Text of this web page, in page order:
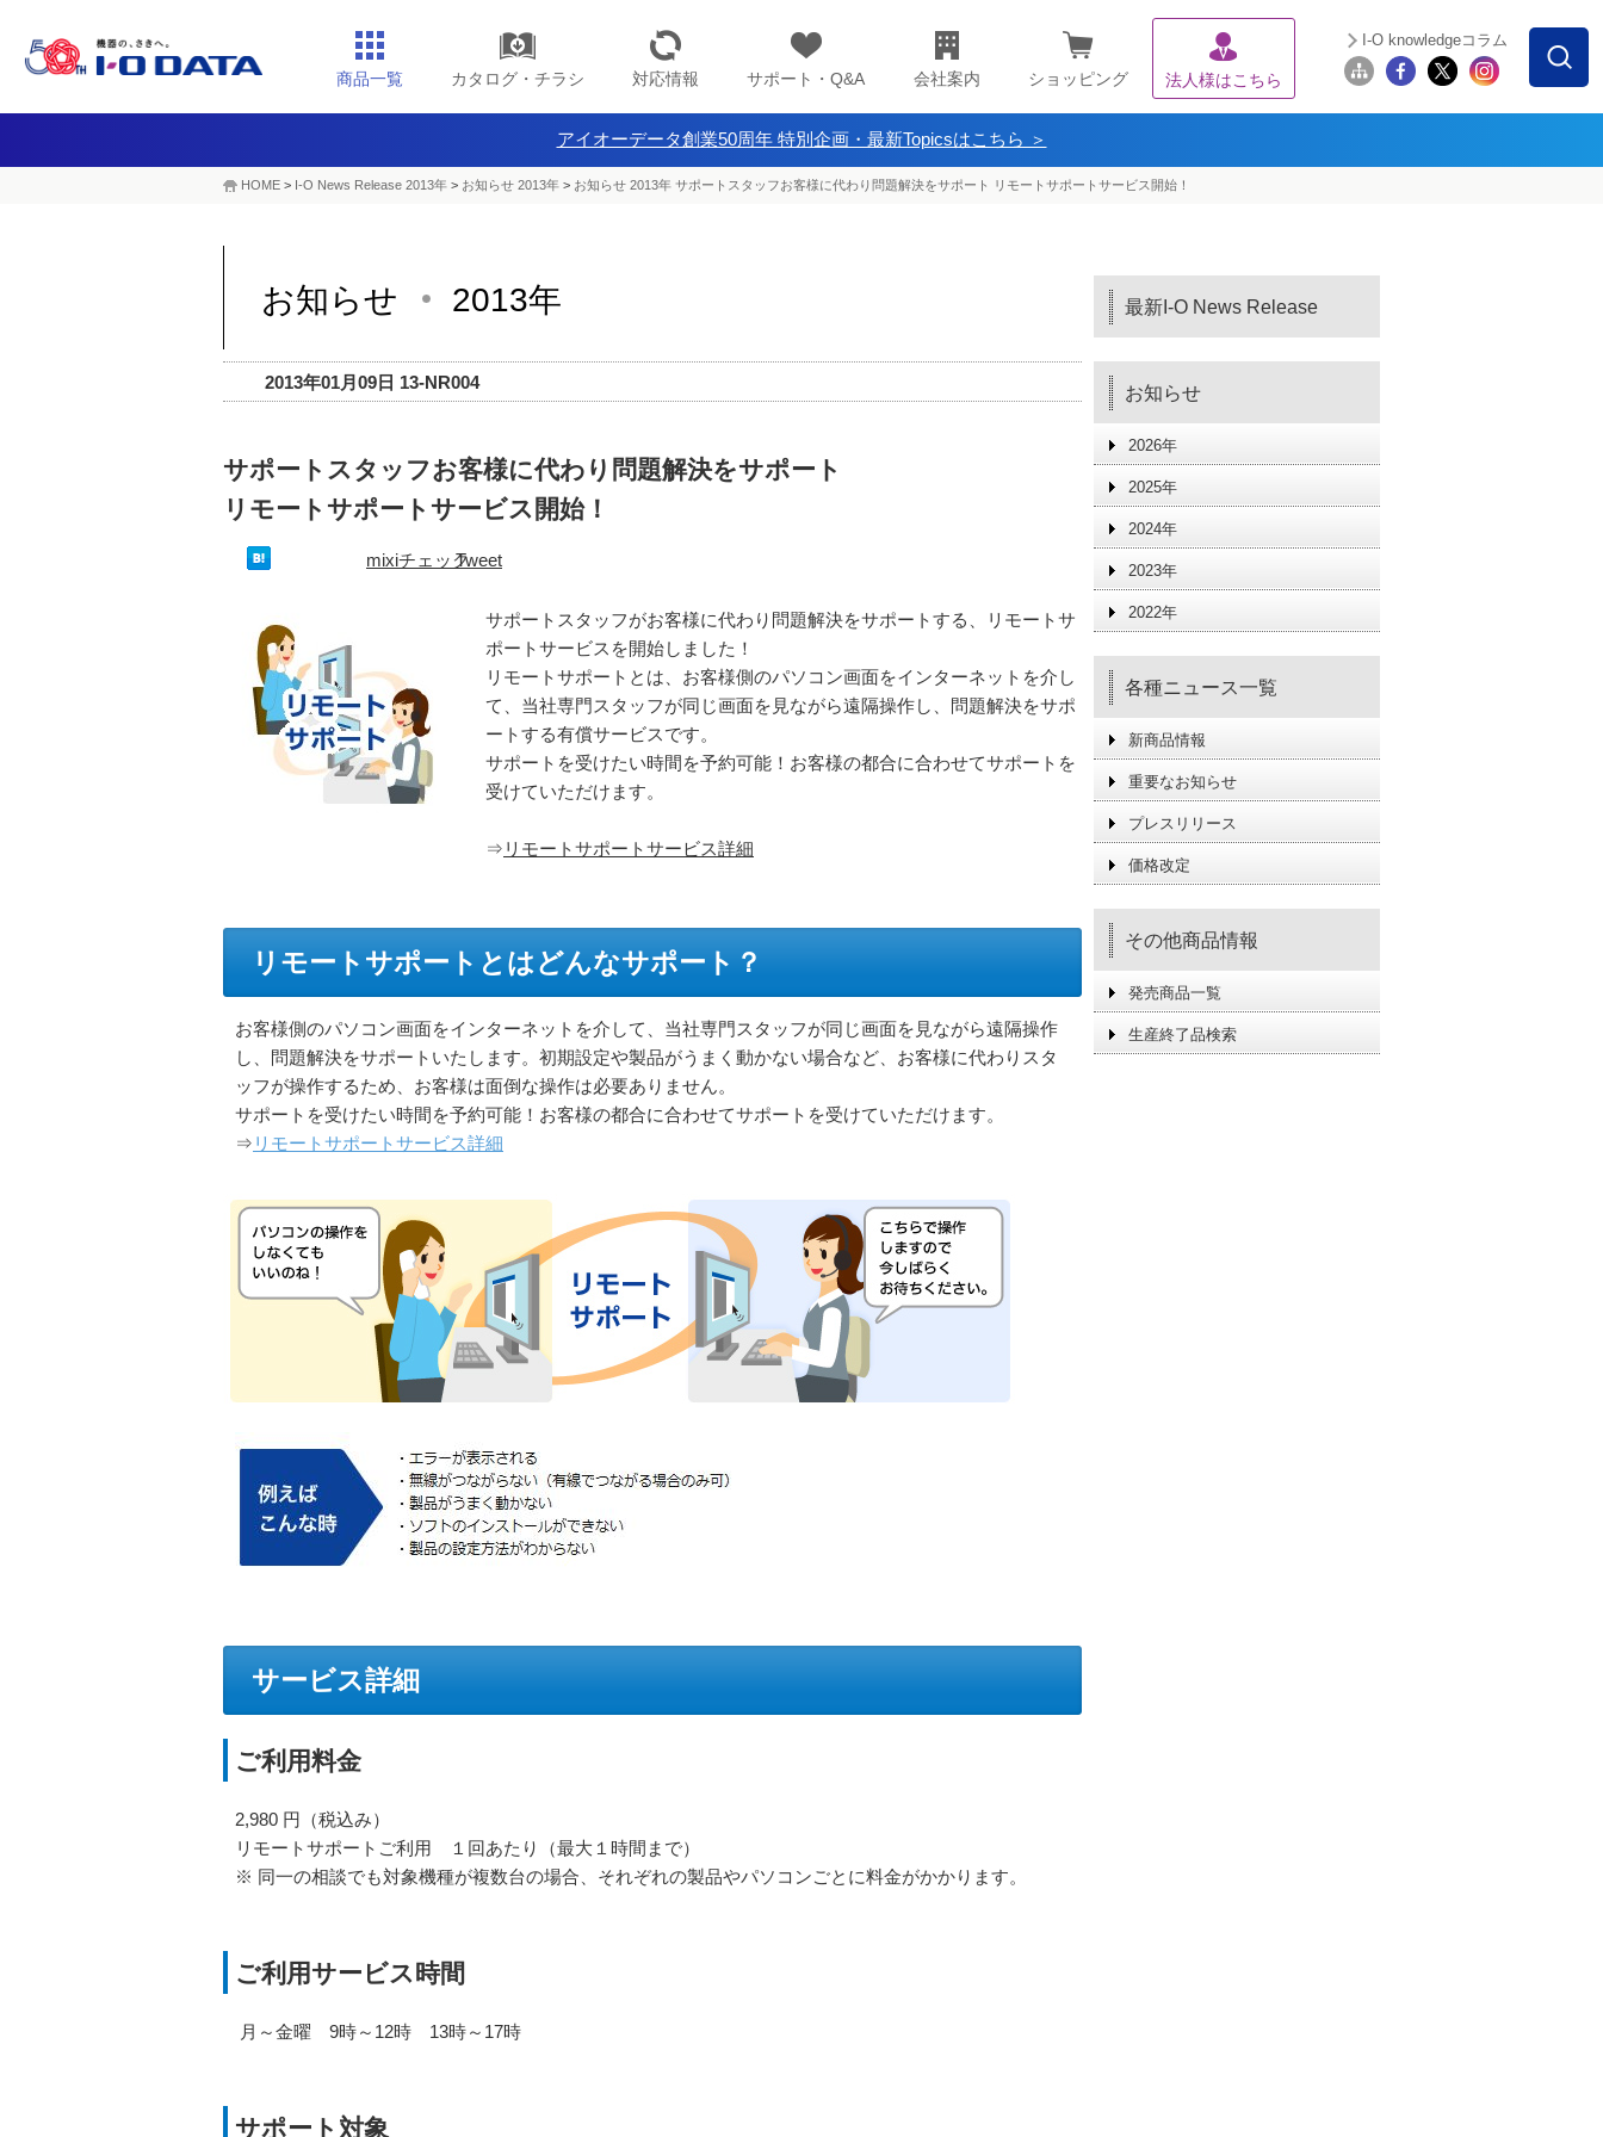
商品一覧 カタログ・チラシ 対応情報 サポート・Q&A 会社案内 ショッピング 法人様はこちら
I-O knowledgeコラム
アイオーデータ創業50周年 特別企画・最新Topicsはこちら ＞
HOME > I-O News Release 2013年 > お知らせ 2013年 > お知らせ 2013年 サポートスタッフお客様に代わり問題解決をサポート リモートサポートサービス開始！
お知らせ 2013年
2013年01月09日 13-NR004
サポートスタッフお客様に代わり問題解決をサポート
リモートサポートサービス開始！
mixiチェックTweet
サポートスタッフがお客様に代わり問題解決をサポートする、リモートサ
ポートサービスを開始しました！
リモートサポートとは、お客様側のパソコン画面をインターネットを介し
て、当社専門スタッフが同じ画面を見ながら遠隔操作し、問題解決をサポ
ートする有償サービスです。
サポートを受けたい時間を予約可能！お客様の都合に合わせてサポートを
受けていただけます。
⇒ リモートサポートサービス詳細
リモートサポートとはどんなサポート？
お客様側のパソコン画面をインターネットを介して、当社専門スタッフが同じ画面を見ながら遠隔操作
し、問題解決をサポートいたします。初期設定や製品がうまく動かない場合など、お客様に代わりスタ
ッフが操作するため、お客様は面倒な操作は必要ありません。
サポートを受けたい時間を予約可能！お客様の都合に合わせてサポートを受けていただけます。
⇒ リモートサポートサービス詳細
サービス詳細
ご利用料金
2,980 円（税込み）
リモートサポートご利用 １回あたり（最大１時間まで）
※ 同一の相談でも対象機種が複数台の場合、それぞれの製品やパソコンごとに料金がかかります。
ご利用サービス時間
月～金曜 9時～12時 13時～17時
サポート対象
最新I-O News Release
お知らせ
2026年
2025年
2024年
2023年
2022年
各種ニュース一覧
新商品情報
重要なお知らせ
プレスリリース
価格改定
その他商品情報
発売商品一覧
生産終了品検索